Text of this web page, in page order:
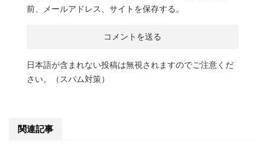
前、メールアドレス、サイトを保存する。
日本語が含まれない投稿は無視されますのでご注意くだ
さい。（スパム対策）
関連記事